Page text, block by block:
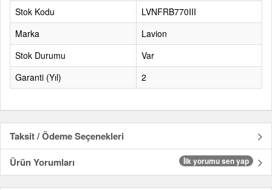
Stok Kodu
LVNFRB770III
Marka
Lavion
Stok Durumu
Var
Garanti (Yıl)
2
Taksit / Ödeme Seçenekleri
Ürün Yorumları
İlk yorumu sen yap